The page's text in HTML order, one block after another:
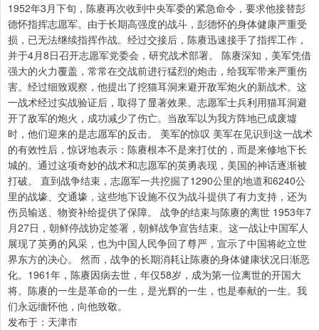
1952年3月下旬，陈赓再次收到中央军委的紧急命令，要求他接替彭
德怀指挥志愿军。由于长期高强度的战斗，彭德怀的身体健康严重受
损，已无法继续指挥作战。经过交接后，陈赓迅速接手了指挥工作，
并于4月8日召开志愿军党委会，研究战术部署。 陈赓深知，美军凭借
强大的火力覆盖，常常在交战前进行猛烈的炮击，给我军带来严重伤
害。经过细致观察，他提出了挖猫耳洞来避开敌军炮火的新战术。这
一战术经过实战验证后，取得了显著效果。志愿军士兵利用猫耳洞避
开了敌军的炮火，成功减少了伤亡。当敌军以为我方阵地已成废墟
时，他们迎来的是志愿军的反击。 美军的惊叹 美军在见识到这一战术
的有效性后，惊讶地表示：陈赓根本不是来打仗的，而是来修地下长
城的。通过这项奇妙的战术和志愿军的英勇表现，美国的神话逐渐被
打破。 直到战争结束，志愿军一共挖掘了1290公里的地道和6240公
里的战壕、交通壕，这些地下设施不仅为战斗提供了有力支持，还为
伤员输送、物资补给提供了保障。 战争的结束与陈赓的离世 1953年7
月27日，朝鲜停战协定签署，朝鲜战争宣告结束。这一战让中国军人
展现了英勇的风采，也为中国人民争回了尊严，宣示了中国将屹立世
界东方的决心。 然而，战争的长期消耗让陈赓的身体健康状况日渐恶
化。1961年，陈赓因病去世，年仅58岁，成为第一位离世的开国大
将。陈赓的一生是革命的一生，是光辉的一生，也是奉献的一生。我
们永远缅怀他，向他致敬。
发布于：天津市